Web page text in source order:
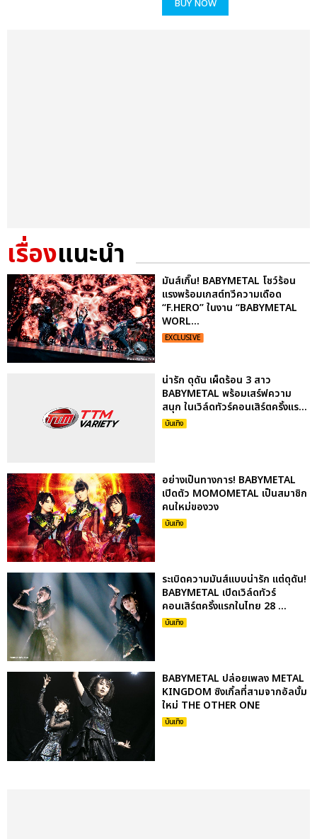
BUY NOW
เรื่องแนะนำ
มันส์เกิ๊น! BABYMETAL โชว์ร้อน
แรงพร้อมเกสต์ทวีความเดือด
“F.HERO” ในงาน “BABYMETAL
WORL...
EXCLUSIVE
น่ารัก ดุดัน เผ็ดร้อน 3 สาว
BABYMETAL พร้อมเสร์ฟความ
สนุก ในเวิล์ดทัวร์คอนเสิร์ตครั้งแร...
บันเทิง
อย่างเป็นทางการ! BABYMETAL
เปิดตัว MOMOMETAL เป็นสมาชิก
คนใหม่ของวง
บันเทิง
ระเบิดความมันส์แบบน่ารัก แต่ดุดัน!
BABYMETAL เปิดเวิล์ดทัวร์
คอนเสิร์ตครั้งแรกในไทย 28 ...
บันเทิง
BABYMETAL ปล่อยเพลง METAL
KINGDOM ซิงเกิ้ลที่สามจากอัลบั้ม
ใหม่ THE OTHER ONE
บันเทิง